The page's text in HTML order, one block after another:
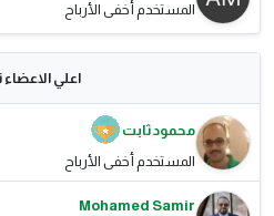
المستخدم أخفى الأرباح
اعلي الاعضاء
محمود ثابت
المستخدم أخفى الأرباح
Mohamed Samir